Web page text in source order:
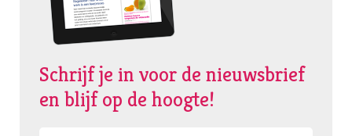
Schrijf je in voor de nieuwsbrief
en blijf op de hoogte!